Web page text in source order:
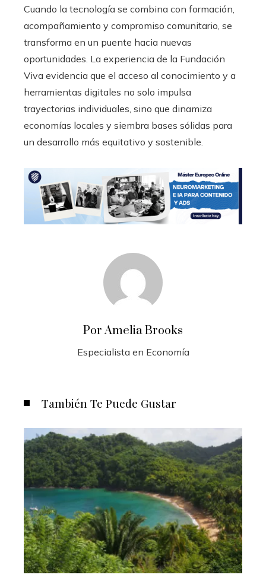
Cuando la tecnología se combina con formación,
acompañamiento y compromiso comunitario, se
transforma en un puente hacia nuevas
oportunidades. La experiencia de la Fundación
Viva evidencia que el acceso al conocimiento y a
herramientas digitales no solo impulsa
trayectorias individuales, sino que dinamiza
economías locales y siembra bases sólidas para
un desarrollo más equitativo y sostenible.
Por Amelia Brooks
Especialista en Economía
También Te Puede Gustar